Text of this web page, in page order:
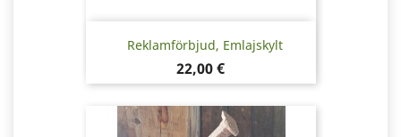
Reklamförbjud, Emlajskylt
Pris
22,00 €